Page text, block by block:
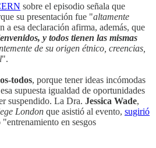
sobre el episodio señala que
su presentación fue "altamente
a esa declaración afirma, además, que
y todos tienen las mismas
de su origen étnico, creencias,
".
todos, porque tener ideas incómodas
supuesta igualdad de oportunidades
suspendido. La Dra. Jessica Wade,
London que asistió al evento, sugirió
en sesgos